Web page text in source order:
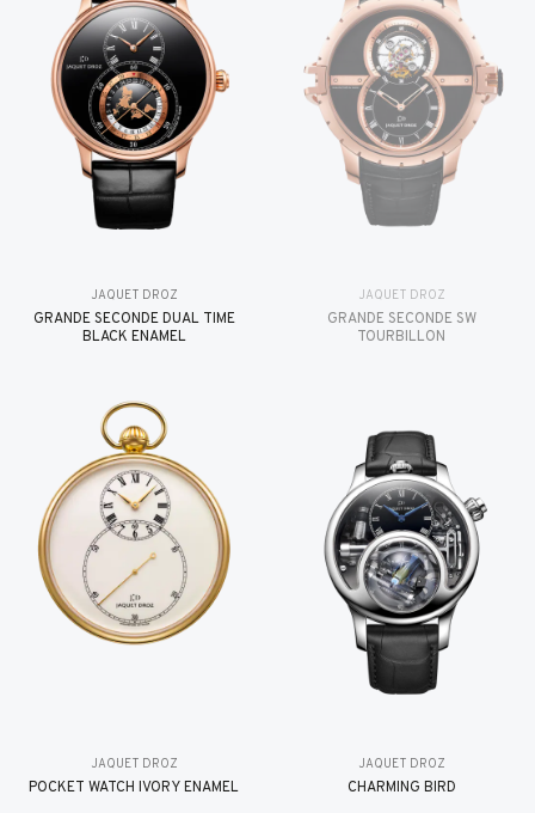
JAQUET DROZ
GRANDE SECONDE DUAL TIME
BLACK ENAMEL
JAQUET DROZ
GRANDE SECONDE SW
TOURBILLON
JAQUET DROZ
POCKET WATCH IVORY ENAMEL
JAQUET DROZ
CHARMING BIRD